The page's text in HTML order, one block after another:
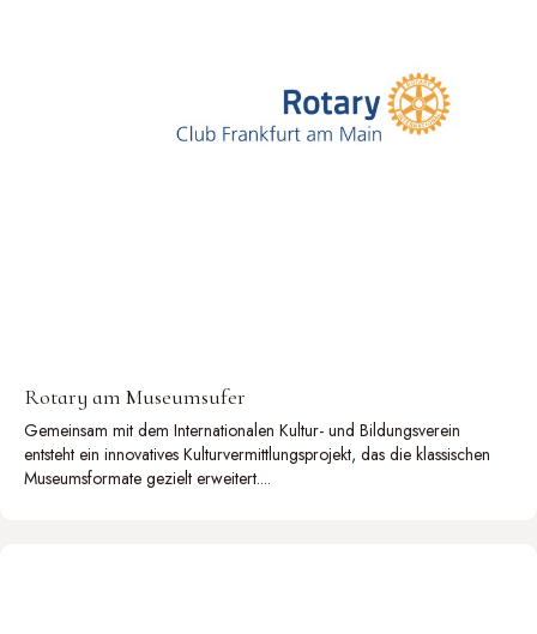
Rotary am Museumsufer
Gemeinsam mit dem Internationalen Kultur- und Bildungsverein
entsteht ein innovatives Kulturvermittlungsprojekt, das die klassischen
Museumsformate gezielt erweitert....